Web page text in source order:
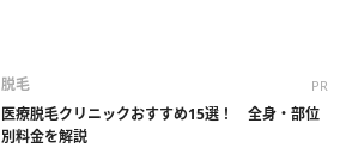
脱毛 PR
医療脱毛クリニックおすすめ15選！ 全身・部位
別料金を解説